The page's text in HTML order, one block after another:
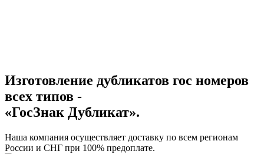
Изготовление дубликатов гос номеров
всех типов -
«ГосЗнак Дубликат».
Наша компания осуществляет доставку по всем регионам
России и СНГ при 100% предоплате.